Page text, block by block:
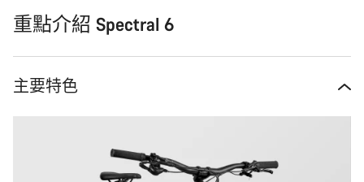
重點介紹 Spectral 6
主要特色